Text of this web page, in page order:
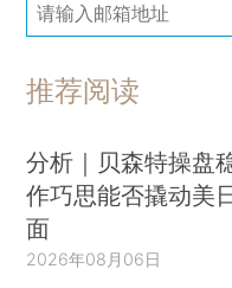
推荐阅读
分析｜贝森特操盘
作巧思能否撬动美
面
2026年08月06日